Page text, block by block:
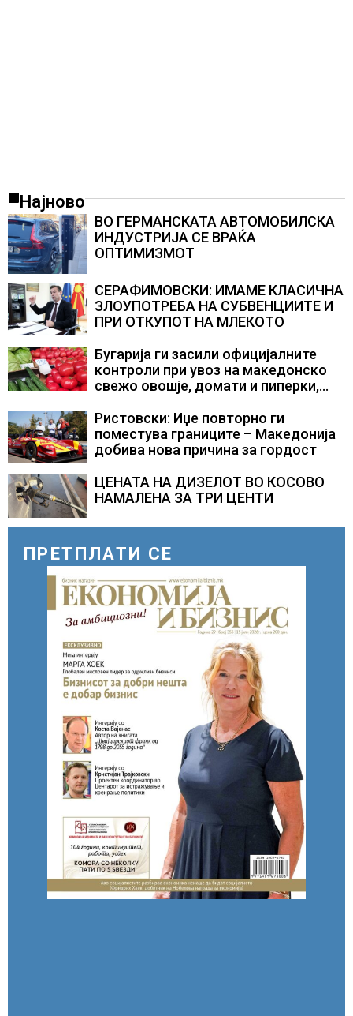
Најново
ВО ГЕРМАНСКАТА АВТОМОБИЛСКА
ИНДУСТРИЈА СЕ ВРАЌА
ОПТИМИЗМОТ
СЕРАФИМОВСКИ: ИМАМЕ КЛАСИЧНА
ЗЛОУПОТРЕБА НА СУБВЕНЦИИТЕ И
ПРИ ОТКУПОТ НА МЛЕКОТО
Бугарија ги засили официјалните
контроли при увоз на македонско
свежо овошје, домати и пиперки,
Ристовски: Иџе повторно ги
поместува границите – Македонија
добива нова причина за гордост
ЦЕНАТА НА ДИЗЕЛОТ ВО КОСОВО
НАМАЛЕНА ЗА ТРИ ЦЕНТИ
ПРЕТПЛАТИ СЕ